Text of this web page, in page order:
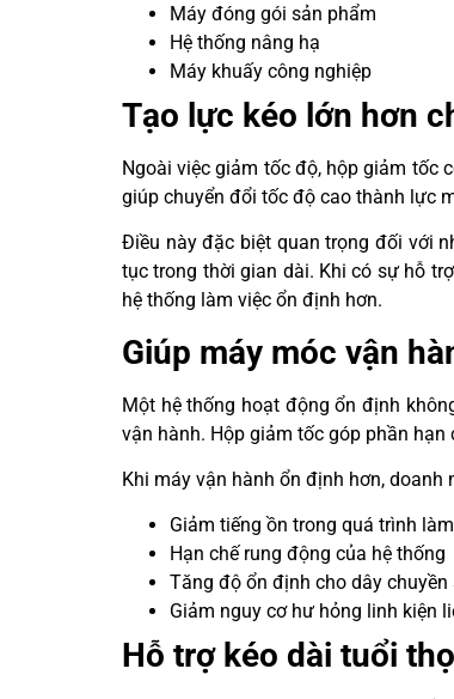
Máy đóng gói sản phẩm
Hệ thống nâng hạ
Máy khuấy công nghiệp
Tạo lực kéo lớn hơn
Ngoài việc giảm tốc độ, hộp giảm tốc
giúp chuyển đổi tốc độ cao thành lực
Điều này đặc biệt quan trọng đối với
tục trong thời gian dài. Khi có sự hỗ
hệ thống làm việc ổn định hơn.
Giúp máy móc vận
Một hệ thống hoạt động ổn định
vận hành. Hộp giảm tốc góp phần
Khi máy vận hành ổn định hơn,
Giảm tiếng ồn trong quá trình
Hạn chế rung động của hệ thống
Tăng độ ổn định cho dây chuyền
Giảm nguy cơ hư hỏng linh kiện
Hỗ trợ kéo dài tuổi